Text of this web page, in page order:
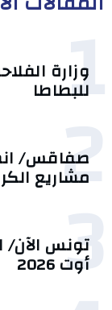
1
وزارة
للبطاطا
2
مشاريع
3
أوت 2026